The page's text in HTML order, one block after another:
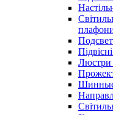
Люстри
Шинные